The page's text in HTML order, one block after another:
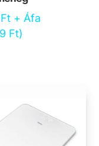
Ft + Áfa
Ft)